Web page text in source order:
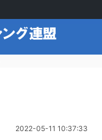
2022-05-11 10:37:33